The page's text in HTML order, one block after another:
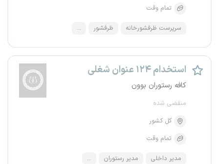
تمام وقت
سرپرست ظرفشورخانه ظرفشور ...
استخدام ۱۲۴ عنوان شغلی
کافه رستوران بوون
منقضی شده
کل کشور
تمام وقت
مدیر داخلی مدیر رستوران ...